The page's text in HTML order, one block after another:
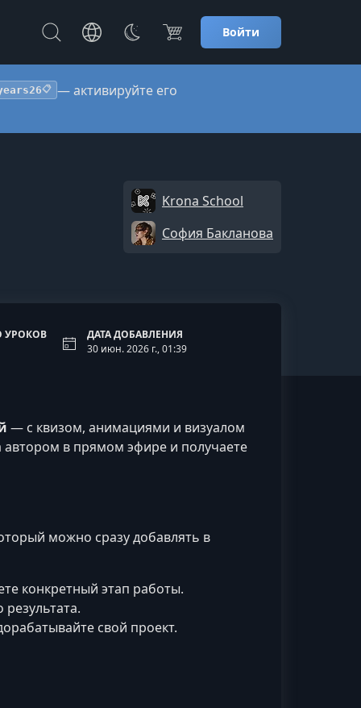
Войти
📋 — активируйте его
Krona School
София Бакланова
УРОКОВ
ДАТА ДОБАВЛЕНИЯ
30 июн. 2026 г., 01:39
— с квизом, анимациями и визуалом
в прямом эфире и получаете
можно сразу добавлять в
конкретный этап работы.
свой проект.